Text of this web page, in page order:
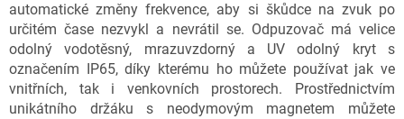
automatické změny frekvence, aby si škůdce na zvuk po
určitém čase nezvykl a nevrátil se. Odpuzovač má velice
odolný vodotěsný, mrazuvzdorný a UV odolný kryt s
označením IP65, díky kterému ho můžete používat jak ve
vnitřních, tak i venkovních prostorech. Prostřednictvím
unikátního držáku s neodymovým magnetem můžete